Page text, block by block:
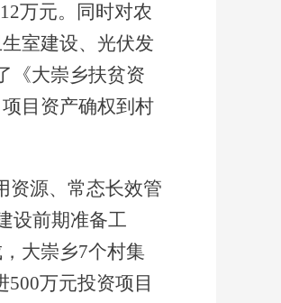
万元。同时对农
室建设、光伏发
《大崇乡扶贫资
目资产确权到村
资源、常态长效管
设前期准备工
大崇乡7个村集
500万元投资项目